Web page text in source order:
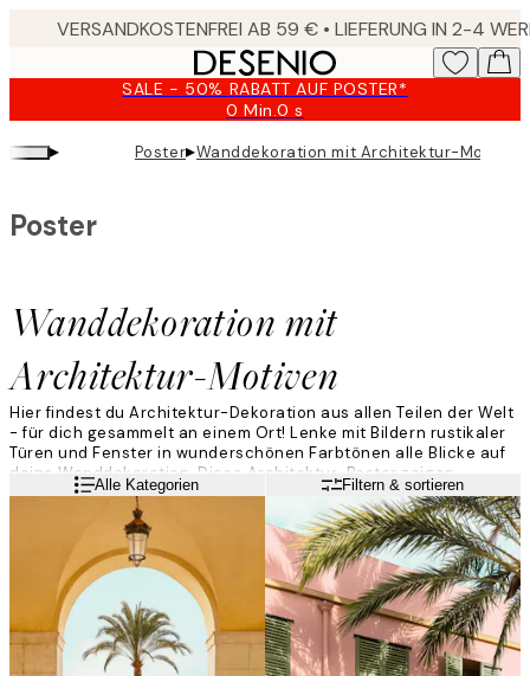
SALE - 50% RABATT AUF POSTER*
0 Min.0 s
Gültig
2026-
▸ Poster▸Wanddekoration mit Architektur-Motiven
Wanddekoration mit
Architektur-Motiven
Poster
Hier findest du Architektur-Dekoration aus allen Teilen der Welt
- für dich gesammelt an einem Ort! Lenke mit Bildern rustikaler
Türen und Fenster in wunderschönen Farbtönen alle Blicke auf
deine Wanddekoration. Diese Architektur-Poster zeigen
Gebäude und berühmte Orte aus der ganzen Welt. In dieser
Kategorie findest du ganz sicher dein neues Liebligsmotiv!
WeiterlesenAlle Kategorien Filtern & sortieren